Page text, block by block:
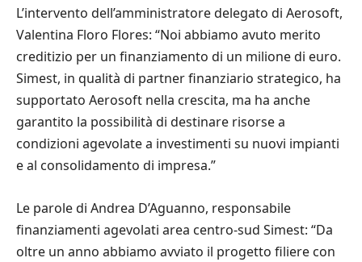
L’intervento dell’amministratore delegato di Aerosoft,
Valentina Floro Flores: “Noi abbiamo avuto merito
creditizio per un finanziamento di un milione di euro.
Simest, in qualità di partner finanziario strategico, ha
supportato Aerosoft nella crescita, ma ha anche
garantito la possibilità di destinare risorse a
condizioni agevolate a investimenti su nuovi impianti
e al consolidamento di impresa.”
Le parole di Andrea D’Aguanno, responsabile
finanziamenti agevolati area centro-sud Simest: “Da
oltre un anno abbiamo avviato il progetto filiere con